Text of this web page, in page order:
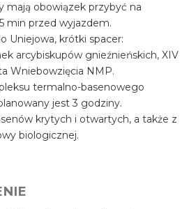
mają obowiązek przybyć na
min przed wyjazdem.
Uniejowa, krótki spacer:
arcybiskupów gnieźnieńskich, XIV
Wniebowzięcia NMP.
termalno-basenowego
jest 3 godziny.
krytych i otwartych, a także z
biologicznej.